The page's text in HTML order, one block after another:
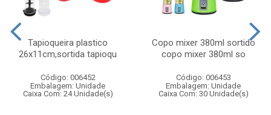
Tapioqueira plastico
26x11cm,sortida tapioqu
Código: 006452
Embalagem: Unidade
Caixa Com: 24 Unidade(s)
Copo mixer 380ml sortido
copo mixer 380ml so
Código: 006453
Embalagem: Unidade
Caixa Com: 30 Unidade(s)